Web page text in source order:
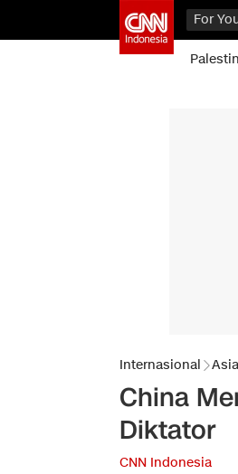
For
Internasional
China
Diktator
CNN Indonesia